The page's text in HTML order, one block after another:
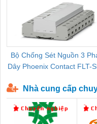
Bộ Chống Sét Nguồn 3
Dây Phoenix Contact FLT-
Nhà cung cấp